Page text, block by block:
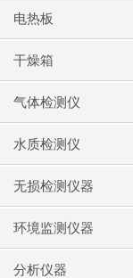
电热板
干燥箱
气体检测仪
水质检测仪
无损检测仪器
环境监测仪器
分析仪器